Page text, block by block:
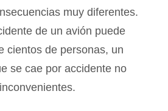
muy diferentes.
de un avión puede
cientos de personas, un
se cae por accidente no